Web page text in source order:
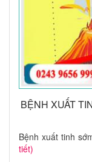
BỆNH XUẤT
Bệnh xuất tinh
tiết)